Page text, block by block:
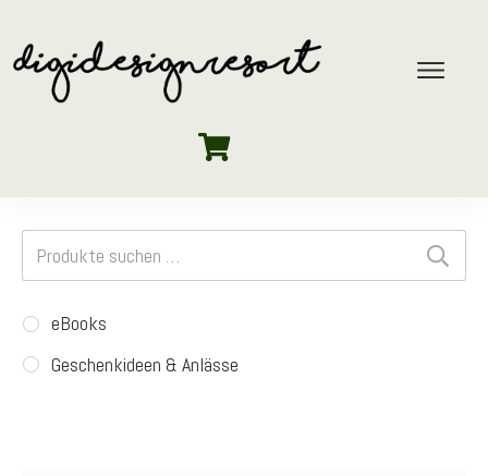
Suchen
nach:
eBooks
Geschenkideen & Anlässe